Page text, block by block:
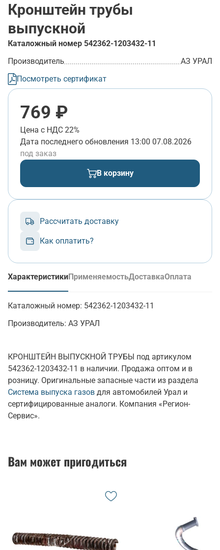
Кронштейн трубы
выпускной
Каталожный номер 542362-1203432-11
Производитель
АЗ УРАЛ
Посмотреть сертификат
769 ₽
Цена с НДС 22%
Дата последнего обновления 13:00 07.08.2026
под заказ
В корзину
Рассчитать доставку
Как оплатить?
Характеристики
(активная вкладка)
ПрименяемостьДоставкаОплата
Каталожный номер: 542362-1203432-11
Производитель: АЗ УРАЛ
КРОНШТЕЙН ВЫПУСКНОЙ ТРУБЫ под артикулом
542362-1203432-11 в наличии. Продажа оптом и в
розницу. Оригинальные запасные части из раздела
Система выпуска газов для автомобилей Урал и
сертифицированные аналоги. Компания «Регион-
Сервис».
Вам может пригодиться